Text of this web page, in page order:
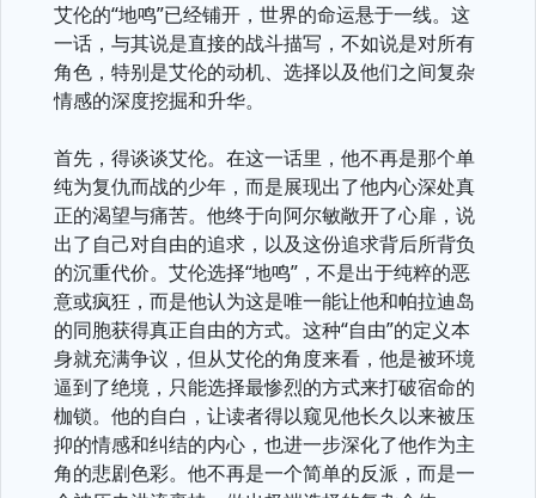
艾伦的“地鸣”已经铺开，世界的命运悬于一线。这
一话，与其说是直接的战斗描写，不如说是对所有
角色，特别是艾伦的动机、选择以及他们之间复杂
情感的深度挖掘和升华。
首先，得谈谈艾伦。在这一话里，他不再是那个单
纯为复仇而战的少年，而是展现出了他内心深处真
正的渴望与痛苦。他终于向阿尔敏敞开了心扉，说
出了自己对自由的追求，以及这份追求背后所背负
的沉重代价。艾伦选择“地鸣”，不是出于纯粹的恶
意或疯狂，而是他认为这是唯一能让他和帕拉迪岛
的同胞获得真正自由的方式。这种“自由”的定义本
身就充满争议，但从艾伦的角度来看，他是被环境
逼到了绝境，只能选择最惨烈的方式来打破宿命的
枷锁。他的自白，让读者得以窥见他长久以来被压
抑的情感和纠结的内心，也进一步深化了他作为主
角的悲剧色彩。他不再是一个简单的反派，而是一